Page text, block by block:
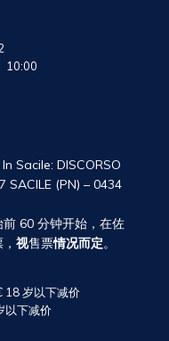
10:00
Sacile: DISCORSO
SACILE (PN) – 0434
60 分钟开始，在佐
视售票情况而定。
18 岁以下减价
以下减价